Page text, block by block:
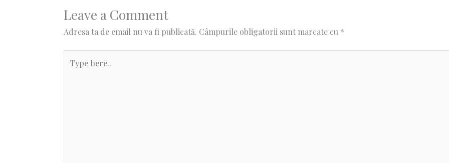
Leave a Comment
Adresa ta de email nu va fi publicată. Câmpurile obligatorii sunt marcate cu *
here..